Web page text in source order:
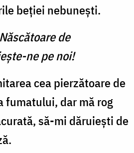
beției nebunești.
de
ne pe noi!
cea pierzătoare de
fumatului, dar mă rog
să-mi dăruiești de